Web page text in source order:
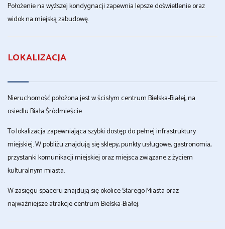
Położenie na wyższej kondygnacji zapewnia lepsze doświetlenie oraz
widok na miejską zabudowę.
LOKALIZACJA
Nieruchomość położona jest w ścisłym centrum Bielska-Białej, na
osiedlu Biała Śródmieście.
To lokalizacja zapewniająca szybki dostęp do pełnej infrastruktury
miejskiej. W pobliżu znajdują się sklepy, punkty usługowe, gastronomia,
przystanki komunikacji miejskiej oraz miejsca związane z życiem
kulturalnym miasta.
W zasięgu spaceru znajdują się okolice Starego Miasta oraz
najważniejsze atrakcje centrum Bielska-Białej.